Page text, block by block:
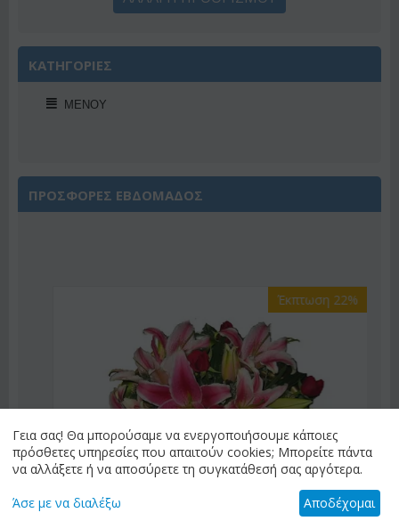
ΚΑΤΗΓΟΡΙΕΣ
ΜΕΝΟΎ
ΠΡΟΣΦΟΡΕΣ ΕΒΔΟΜΑΔΟΣ
Έκπτωση 22%
Γεια σας! Θα μπορούσαμε να ενεργοποιήσουμε κάποιες
πρόσθετες υπηρεσίες που απαιτούν cookies; Μπορείτε πάντα
να αλλάξετε ή να αποσύρετε τη συγκατάθεσή σας αργότερα.
Άσε με να διαλέξω Αποδέχομαι